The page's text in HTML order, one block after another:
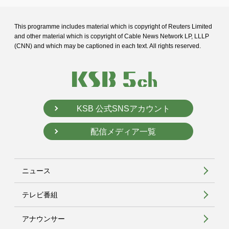
This programme includes material which is copyright of Reuters Limited
and other material which is copyright of Cable News Network LP, LLLP
(CNN) and which may be captioned in each text. All rights reserved.
KSB 公式SNSアカウント
配信メディア一覧
ニュース
テレビ番組
アナウンサー